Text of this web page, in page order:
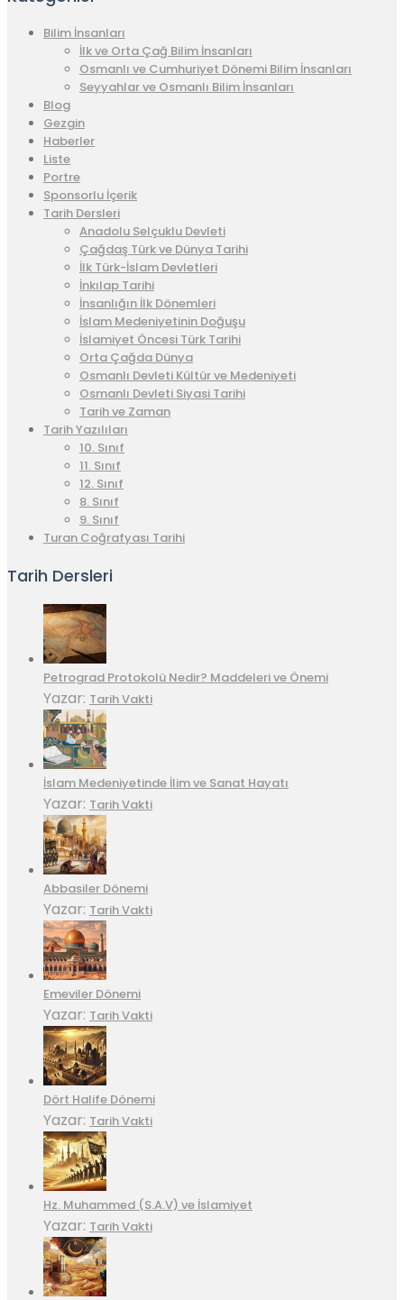
Bilim İnsanları
İlk ve Orta Çağ Bilim İnsanları
Osmanlı ve Cumhuriyet Dönemi Bilim İnsanları
Seyyahlar ve Osmanlı Bilim İnsanları
Blog
Gezgin
Haberler
Liste
Portre
Sponsorlu İçerik
Tarih Dersleri
Anadolu Selçuklu Devleti
Çağdaş Türk ve Dünya Tarihi
İlk Türk-İslam Devletleri
İnkılap Tarihi
İnsanlığın İlk Dönemleri
İslam Medeniyetinin Doğuşu
İslamiyet Öncesi Türk Tarihi
Orta Çağda Dünya
Osmanlı Devleti Kültür ve Medeniyeti
Osmanlı Devleti Siyasi Tarihi
Tarih ve Zaman
Tarih Yazılıları
10. Sınıf
11. Sınıf
12. Sınıf
8. Sınıf
9. Sınıf
Turan Coğrafyası Tarihi
Tarih Dersleri
Petrograd Protokolü Nedir? Maddeleri ve Önemi
Yazar: Tarih Vakti
İslam Medeniyetinde İlim ve Sanat Hayatı
Yazar: Tarih Vakti
Abbasiler Dönemi
Yazar: Tarih Vakti
Emeviler Dönemi
Yazar: Tarih Vakti
Dört Halife Dönemi
Yazar: Tarih Vakti
Hz. Muhammed (S.A.V) ve İslamiyet
Yazar: Tarih Vakti